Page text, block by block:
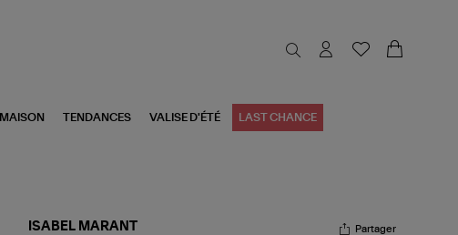
MAISON TENDANCES VALISE D'ÉTÉ LAST CHANCE
ISABEL MARANT Partager